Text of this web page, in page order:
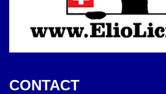
CONTACT